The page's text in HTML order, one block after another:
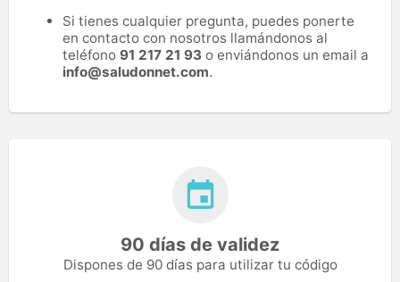
Si tienes cualquier pregunta, puedes ponerte
en contacto con nosotros llamándonos al
teléfono 91 217 21 93 o enviándonos un email a
info@saludonnet.com.
90 días de validez
Dispones de 90 días para utilizar tu código